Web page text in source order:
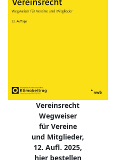
Vereinsrecht
Wegweiser
für Vereine
und Mitglieder,
12. Aufl. 2025,
hier bestellen